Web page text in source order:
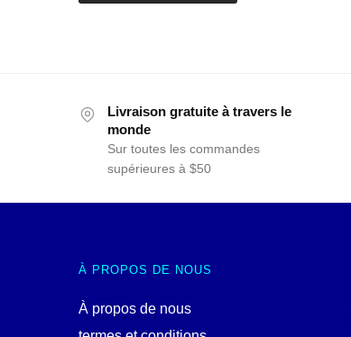
Livraison gratuite à travers le
monde
Sur toutes les commandes
supérieures à $50
À PROPOS DE NOUS
À propos de nous